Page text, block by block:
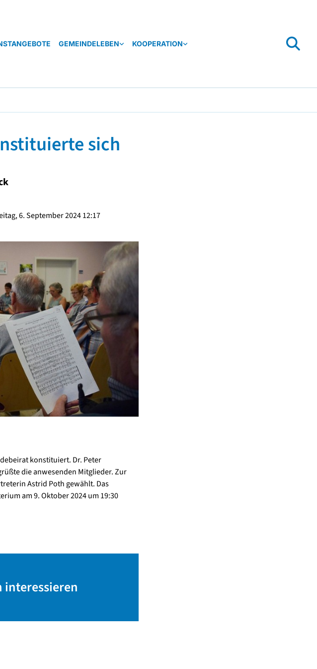
GEMEINDELEBEN KOOPERATION
sich
6. September 2024 12:17
konstituiert. Dr. Peter
die anwesenden Mitglieder. Zur
Astrid Poth gewählt. Das
am 9. Oktober 2024 um 19:30
interessieren